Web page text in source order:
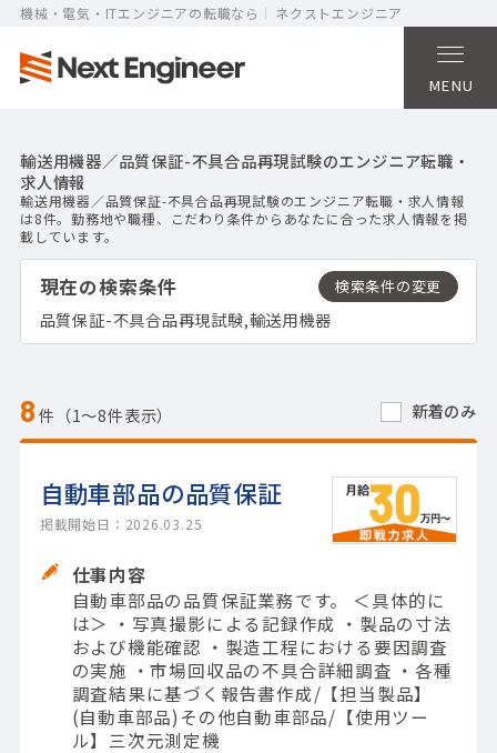
機械・電気・ITエンジニアの転職なら ネクストエンジニア
MENU
輸送用機器／品質保証-不具合品再現試験のエンジニア転職・
求人情報
輸送用機器／品質保証-不具合品再現試験のエンジニア転職・求人情報
は8件。勤務地や職種、こだわり条件からあなたに合った求人情報を掲
載しています。
現在の検索条件
品質保証-不具合品再現試験,輸送用機器
8件（1〜8件表示） 新着のみ
自動車部品の品質保証
掲載開始日：2026.03.25
仕事内容
自動車部品の品質保証業務です。 ＜具体的に
は＞ ・写真撮影による記録作成 ・製品の寸法
および機能確認 ・製造工程における要因調査
の実施 ・市場回収品の不具合詳細調査 ・各種
調査結果に基づく報告書作成/【担当製品】
(自動車部品)その他自動車部品/【使用ツー
ル】三次元測定機